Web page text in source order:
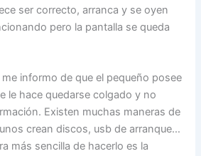
ser correcto, arranca y se oyen
pero la pantalla se queda
informo de que el pequeño posee
le hace quedarse colgado y no
Existen muchas maneras de
crean discos, usb de arranque…
más sencilla de hacerlo es la